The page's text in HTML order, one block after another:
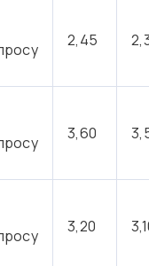
2,45
3,60
3,20